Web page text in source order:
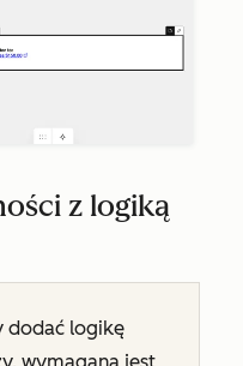
z logiką
dodać logikę